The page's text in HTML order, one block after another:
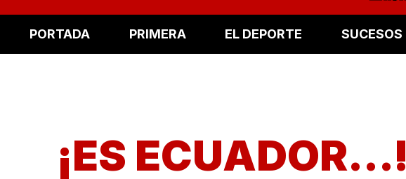
PORTADA PRIMERA EL DEPORTE SUCESOS
¡ES ECUADOR…!